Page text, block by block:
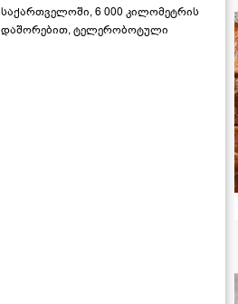
საქართველოში, 6 000 კილომეტრის
დაშორებით, ტელერობოტული